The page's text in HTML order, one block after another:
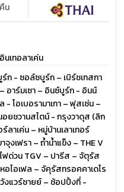
น
นเทอลาเค่น
- ซอล์ซบูร์ก – เบิร์ชเทสกา
อาร์มเซา – อินซ์บูร์ก - อินน์
- โอเบอรามาเกา – ฟุสเซ่น –
อยชวานสไตน์ - กรุงวาดุส (ลิก
ลาเค่น – หมู่บ้านเลาเทอร์
งเฟรา – ถ้ำน้ำแข็ง – THE V
ฟด่วน TGV – ปารีส – จัตุรัส
ไอเฟล – จัคุรัสทรอคคาเดโร
งแวร์ซายย์ – ช้อปปิ้งที่ -